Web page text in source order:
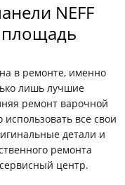
NEFF
в ремонте, именно
лишь лучшие
ремонт варочной
все свои
детали и
ремонта
центр.